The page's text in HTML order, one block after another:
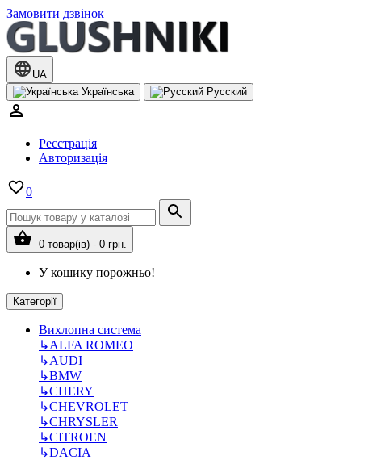
Замовити дзвінок
UA
Українська
Русский
Реєстрація
Авторизація
0
0 товар(ів) - 0 грн.
У кошику порожньо!
Категорії
Вихлопна система
↳ALFA ROMEO
↳AUDI
↳BMW
↳CHERY
↳CHEVROLET
↳CHRYSLER
↳CITROEN
↳DACIA